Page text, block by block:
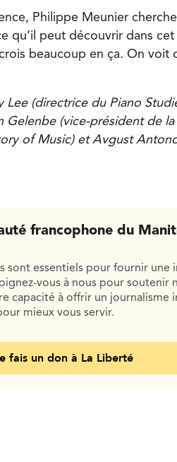
Philippe Meunier
qu’il peut découvrir dans
beaucoup en ça. On voit
(directrice du Piano
Gelenbe (vice-président de
of Music) et Avgust
francophone du
sont essentiels pour fournir une
vous à nous pour soutenir
capacité à offrir un journalisme
mieux vous servir.
fais un don à La Liberté